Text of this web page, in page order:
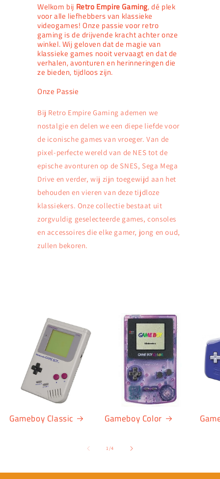
Welkom bij Retro Empire Gaming, dé plek
voor alle liefhebbers van klassieke
videogames! Onze passie voor retro
gaming is de drijvende kracht achter onze
winkel. Wij geloven dat de magie van
klassieke games nooit vervaagt en dat de
verhalen, avonturen en herinneringen die
ze bieden, tijdloos zijn.
Onze Passie
Bij Retro Empire Gaming ademen we
nostalgie en delen we een diepe liefde voor
de iconische games van vroeger. Van de
pixel-perfecte wereld van de NES tot de
epische avonturen op de SNES, Sega Mega
Drive en verder, wij zijn toegewijd aan het
behouden en vieren van deze tijdloze
klassiekers. Onze collectie bestaat uit
zorgvuldig geselecteerde games, consoles
en accessoires die elke gamer, jong en oud,
zullen bekoren.
Gameboy Classic Gameboy Color
1/van
4